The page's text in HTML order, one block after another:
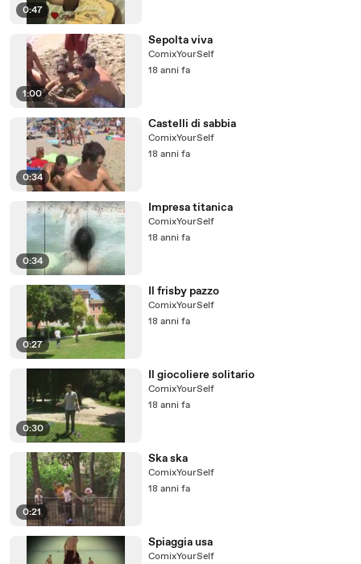
0:47
1:00
Sepolta viva
ComixYourSelf
18 anni fa
0:34
Castelli di sabbia
ComixYourSelf
18 anni fa
0:34
Impresa titanica
ComixYourSelf
18 anni fa
0:27
Il frisby pazzo
ComixYourSelf
18 anni fa
0:30
Il giocoliere solitario
ComixYourSelf
18 anni fa
0:21
Ska ska
ComixYourSelf
18 anni fa
Spiaggia usa
ComixYourSelf